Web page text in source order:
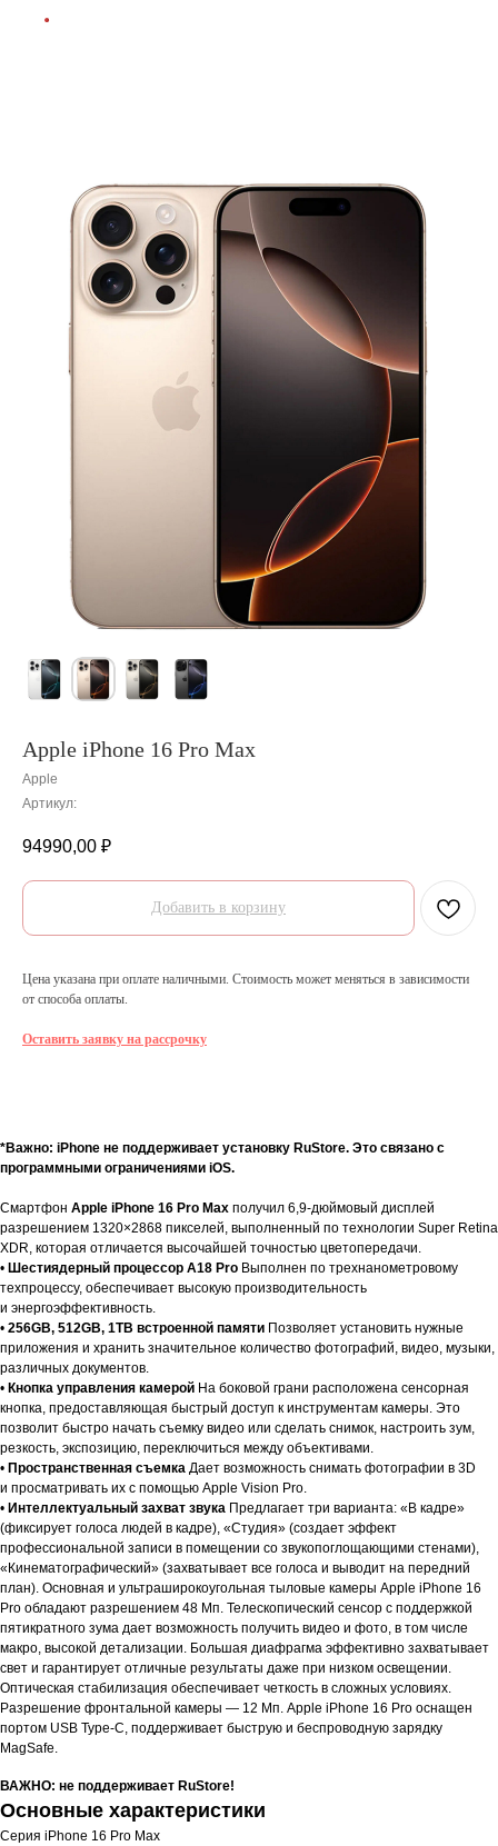
Apple iPhone 16 Pro Max
Apple
Артикул:
94990,00 ₽
Добавить в корзину
Цена указана при оплате наличными. Стоимость может меняться в зависимости
от способа оплаты.
Оставить заявку на рассрочку
*Важно: iPhone не поддерживает установку RuStore. Это связано с
программными ограничениями iOS.
Смартфон Apple iPhone 16 Pro Max получил 6,9-дюймовый дисплей
разрешением 1320×2868 пикселей, выполненный по технологии Super Retina
XDR, которая отличается высочайшей точностью цветопередачи.
• Шестиядерный процессор А18 Pro Выполнен по трехнанометровому
техпроцессу, обеспечивает высокую производительность
и энергоэффективность.
• 256GB, 512GB, 1ТВ встроенной памяти Позволяет установить нужные
приложения и хранить значительное количество фотографий, видео, музыки,
различных документов.
• Кнопка управления камерой На боковой грани расположена сенсорная
кнопка, предоставляющая быстрый доступ к инструментам камеры. Это
позволит быстро начать съемку видео или сделать снимок, настроить зум,
резкость, экспозицию, переключиться между объективами.
• Пространственная съемка Дает возможность снимать фотографии в 3D
и просматривать их с помощью Apple Vision Pro.
• Интеллектуальный захват звука Предлагает три варианта: «В кадре»
(фиксирует голоса людей в кадре), «Студия» (создает эффект
профессиональной записи в помещении со звукопоглощающими стенами),
«Кинематографический» (захватывает все голоса и выводит на передний
план). Основная и ультраширокоугольная тыловые камеры Apple iPhone 16
Pro обладают разрешением 48 Мп. Телескопический сенсор с поддержкой
пятикратного зума дает возможность получить видео и фото, в том числе
макро, высокой детализации. Большая диафрагма эффективно захватывает
свет и гарантирует отличные результаты даже при низком освещении.
Оптическая стабилизация обеспечивает четкость в сложных условиях.
Разрешение фронтальной камеры — 12 Мп. Apple iPhone 16 Pro оснащен
портом USB Type-C, поддерживает быструю и беспроводную зарядку
MagSafe.
ВАЖНО: не поддерживает RuStore!
Основные характеристики
Серия iPhone 16 Pro Max